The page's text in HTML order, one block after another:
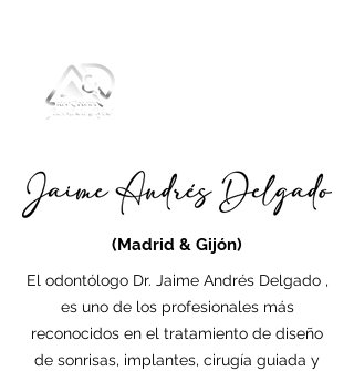
(Madrid & Gijón)
El odontólogo Dr. Jaime Andrés Delgado ,
es uno de los profesionales más
reconocidos en el tratamiento de diseño
de sonrisas, implantes, cirugía guiada y